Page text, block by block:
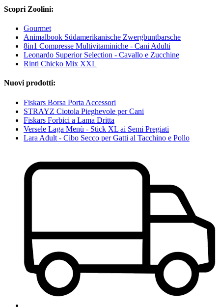
Scopri Zoolini:
Gourmet
Animalbook Südamerikanische Zwergbuntbarsche
8in1 Compresse Multivitaminiche - Cani Adulti
Leonardo Superior Selection - Cavallo e Zucchine
Rinti Chicko Mix XXL
Nuovi prodotti:
Fiskars Borsa Porta Accessori
STRAYZ Ciotola Pieghevole per Cani
Fiskars Forbici a Lama Dritta
Versele Laga Menù - Stick XL ai Semi Pregiati
Lara Adult - Cibo Secco per Gatti al Tacchino e Pollo